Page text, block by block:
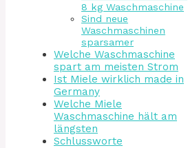
8 kg Waschmaschine
Sind neue
Waschmaschinen
sparsamer
Welche Waschmaschine
spart am meisten Strom
Ist Miele wirklich made in
Germany
Welche Miele
Waschmaschine hält am
längsten
Schlussworte